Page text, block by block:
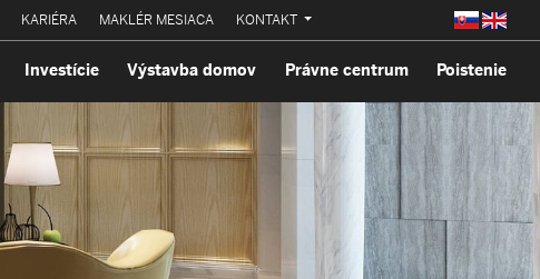
KARIÉRA MAKLÉR MESIACA KONTAKT
Investície Výstavba domov Právne centrum Poistenie